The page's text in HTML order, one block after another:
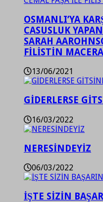
OSMANLI’YA
CASUSLUK
SARAH
FİLİSTİN
13/06/2021
GİDERLERSE
16/03/2022
NERESİNDEYİZ
06/03/2022
İŞTE SİZİN